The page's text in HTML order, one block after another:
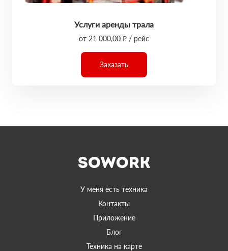
Услуги аренды трала
от 21 000,00 ₽ / рейс
Заказать
У меня есть техника
Контакты
Приложение
Блог
Техника на карте